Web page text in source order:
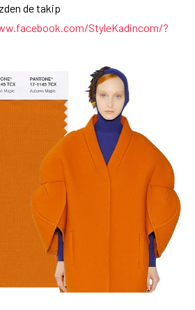
de takip
StyleKadincom/?